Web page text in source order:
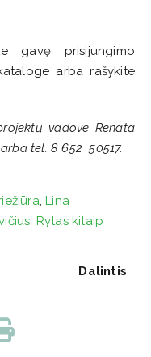
gavę prisijungimo
arba rašykite
vadove Renata
tel. 8 652 50517.
Lina
Rytas kitaip
Dalintis